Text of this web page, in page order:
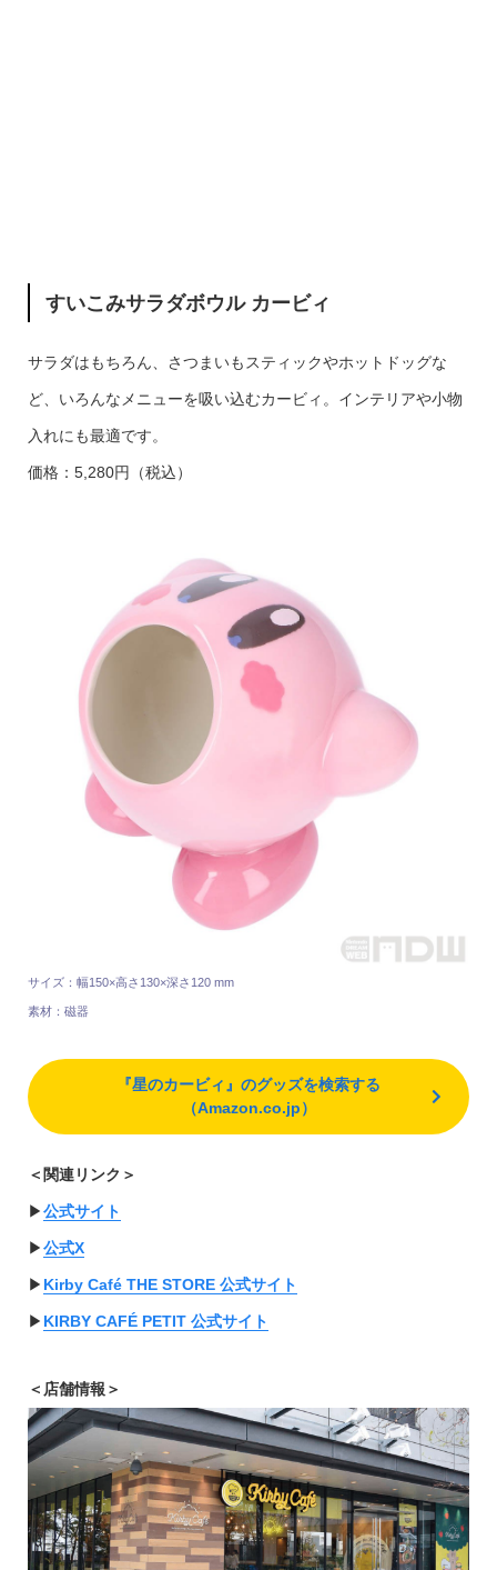
すいこみサラダボウル カービィ
サラダはもちろん、さつまいもスティックやホットドッグな
ど、いろんなメニューを吸い込むカービィ。インテリアや小物
入れにも最適です。
価格：5,280円（税込）
サイズ：幅150×高さ130×深さ120 mm
素材：磁器
『星のカービィ』のグッズを検索する
（Amazon.co.jp）
＜関連リンク＞
▶︎公式サイト
▶︎公式X
▶︎ Kirby Café THE STORE 公式サイト
▶︎ KIRBY CAFÉ PETIT 公式サイト
＜店舗情報＞